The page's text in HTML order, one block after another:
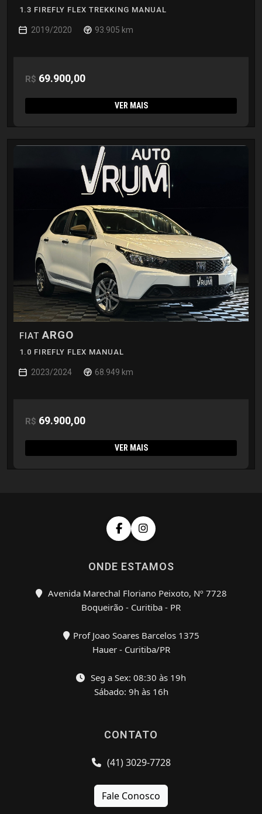
1.3 FIREFLY FLEX TREKKING MANUAL
2019/2020 93.905 km
R$ 69.900,00
VER MAIS
FIATARGO
1.0 FIREFLY FLEX MANUAL
2023/2024 68.949 km
R$ 69.900,00
VER MAIS
ONDE ESTAMOS
Avenida Marechal Floriano Peixoto, Nº 7728
Boqueirão - Curitiba - PR
Prof Joao Soares Barcelos 1375
Hauer - Curitiba/PR
Seg a Sex: 08:30 às 19h
Sábado: 9h às 16h
CONTATO
(41) 3029-7728
Fale Conosco